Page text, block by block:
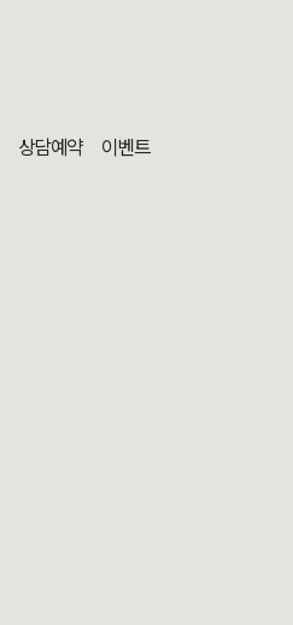
상담예약 이벤트